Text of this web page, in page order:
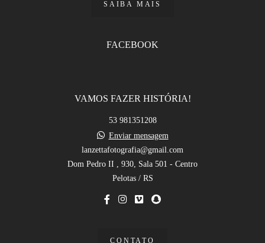
SAIBA MAIS
FACEBOOK
VAMOS FAZER HISTÓRIA!
53 981351208
Enviar mensagem
lanzettafotografia@gmail.com
Dom Pedro II , 930, Sala 501 - Centro
Pelotas / RS
CONTATO